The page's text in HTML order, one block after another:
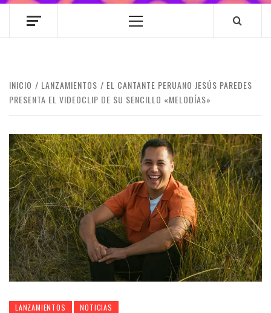
Menú
INICIO LANZAMIENTOS
EL CANTANTE PERUANO JESÚS PAREDES
PRESENTA EL VIDEOCLIP DE SU SENCILLO «MELODÍAS»
LANZAMIENTOS NOTICIAS